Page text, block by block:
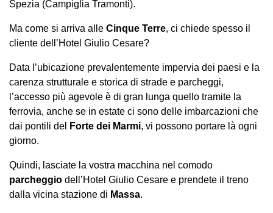
Spezia (Campiglia Tramonti).
Ma come si arriva alle Cinque Terre, ci chiede spesso il
cliente dell’Hotel Giulio Cesare?
Data l’ubicazione prevalentemente impervia dei paesi e la
carenza strutturale e storica di strade e parcheggi,
l’accesso più agevole è di gran lunga quello tramite la
ferrovia, anche se in estate ci sono delle imbarcazioni che
dai pontili del
Forte dei Marmi, vi possono portare là ogni
giorno.
Quindi, lasciate la vostra macchina nel comodo
parcheggio dell’Hotel Giulio Cesare e prendete il treno
dalla vicina stazione di Massa.